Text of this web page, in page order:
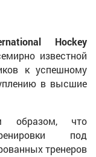
Hockey
известной
к успешному
в высшие
образом, что
под
тренеров